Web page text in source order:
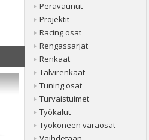
Perävaunut
Projektit
Racing osat
Rengassarjat
Renkaat
Talvirenkaat
Tuning osat
Turvaistuimet
Työkalut
Työkoneen varaosat